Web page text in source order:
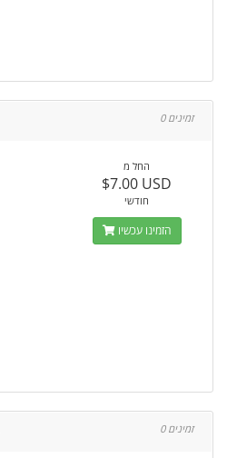
0 זמינים
החל מ
$7.00 USD
חודשי
הזמינו עכשיו
0 זמינים